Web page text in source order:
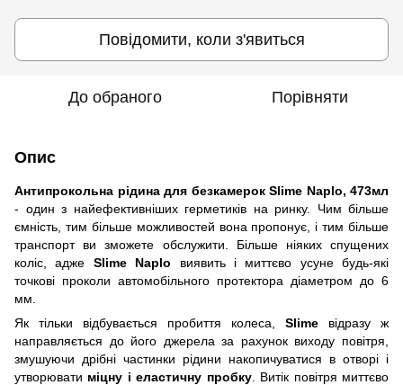
Повідомити, коли з'явиться
До обраного Порівняти
Опис
Антипрокольна рідина для безкамерок Slime Naplo, 473мл
- один з найефективніших герметиків на ринку. Чим більше
ємність, тим більше можливостей вона пропонує, і тим більше
транспорт ви зможете обслужити. Більше ніяких спущених
коліс, адже Slime Naplo виявить і миттєво усуне будь-які
точкові проколи автомобільного протектора діаметром до 6
мм.
Як тільки відбувається пробиття колеса, Slime відразу ж
направляється до його джерела за рахунок виходу повітря,
змушуючи дрібні частинки рідини накопичуватися в отворі і
утворювати міцну і еластичну пробку. Витік повітря миттєво